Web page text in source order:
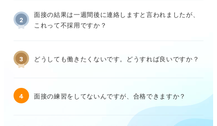
2
面接の結果は一週間後に連絡しますと言われましたが、
これって不採用ですか？
3 どうしても働きたくないです。どうすれば良いですか？
4 面接の練習をしてないんですが、合格できますか？